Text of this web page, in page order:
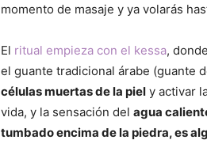
momento de masaje y ya volarás
El ritual empieza con el kessa,
el guante tradicional árabe (guante
células muertas de la piel y activar
vida, y la sensación del agua
tumbado encima de la piedra, es